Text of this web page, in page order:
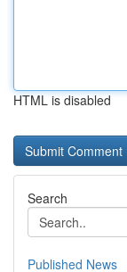
HTML is disabled
Search
Published News